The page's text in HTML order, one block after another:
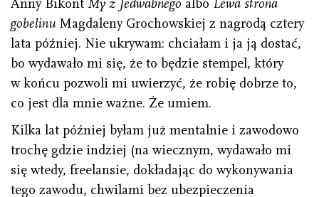
Anny Bikont My z Jedwabnego albo Lewa strona
gobelinu Magdaleny Grochowskiej z nagrodą cztery
lata później. Nie ukrywam: chciałam i ja ją dostać,
bo wydawało mi się, że to będzie stempel, który
w końcu pozwoli mi uwierzyć, że robię dobrze to,
co jest dla mnie ważne. Że umiem.
Kilka lat później byłam już mentalnie i zawodowo
trochę gdzie indziej (na wiecznym, wydawało mi
się wtedy, freelansie, dokładając do wykonywania
tego zawodu, chwilami bez ubezpieczenia